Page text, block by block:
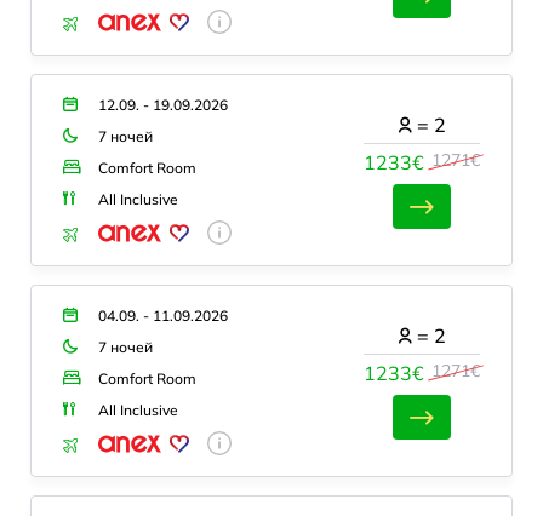
12.09. - 19.09.2026
7 ночей
Comfort Room
All Inclusive
1233€ 1271€
= 2
04.09. - 11.09.2026
7 ночей
Comfort Room
All Inclusive
1233€ 1271€
= 2